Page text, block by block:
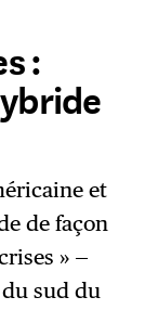
:
et
de façon
» —
sud du